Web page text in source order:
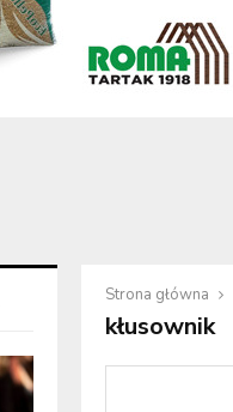
Strona główna
kłusownik